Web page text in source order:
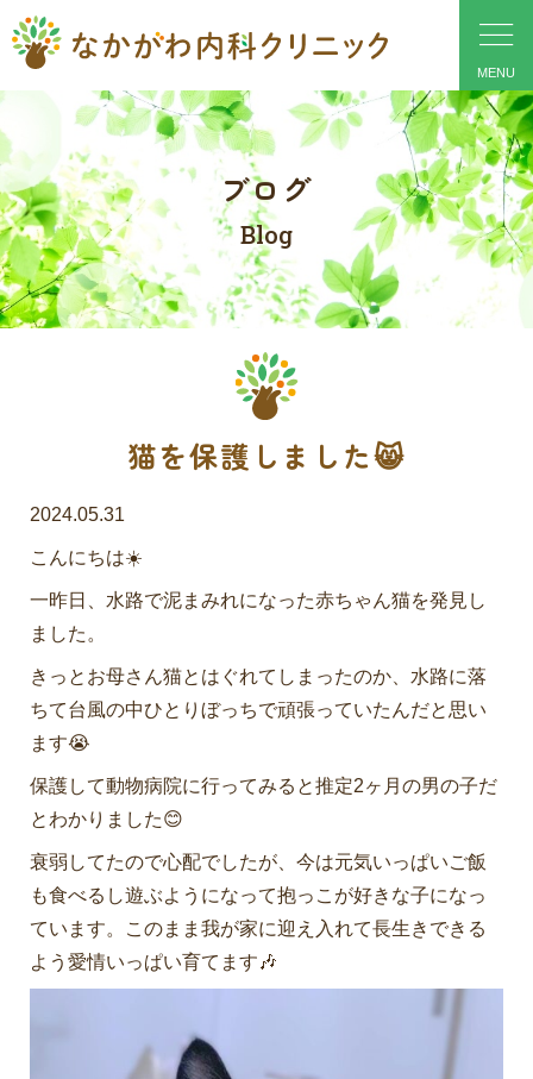
ブログ
Blog
猫を保護しました😸
2024.05.31
こんにちは☀️
一昨日、水路で泥まみれになった赤ちゃん猫を発見し
ました。
きっとお母さん猫とはぐれてしまったのか、水路に落
ちて台風の中ひとりぼっちで頑張っていたんだと思い
ます😭
保護して動物病院に行ってみると推定2ヶ月の男の子だ
とわかりました😊
衰弱してたので心配でしたが、今は元気いっぱいご飯
も食べるし遊ぶようになって抱っこが好きな子になっ
ています。このまま我が家に迎え入れて長生きできる
よう愛情いっぱい育てます🎶